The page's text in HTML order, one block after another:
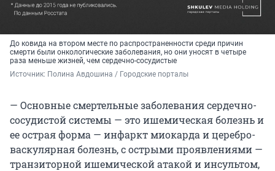
До ковида на втором месте по распространенности среди причин
смерти были онкологические заболевания, но они уносят в четыре
раза меньше жизней, чем сердечно-сосудистые
Источник: Полина Авдошина / Городские порталы
— Основные смертельные заболевания сердечно-
сосудистой системы — это ишемическая болезнь и
ее острая форма — инфаркт миокарда и церебро-
васкулярная болезнь, с острыми проявлениями —
транзиторной ишемической атакой и инсультом,